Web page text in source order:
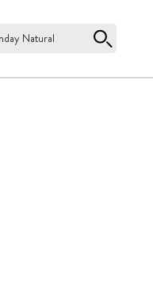
Natural